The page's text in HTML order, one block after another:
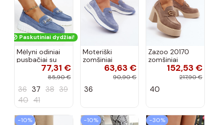
Paskutiniai dydžiai!
Mėlyni odiniai
pusbačiai su
dekoratyvine
sagtimi Taija
77,31 €
85,90 €
36 37 38 39
40 41
Moteriški
zomšiniai
mokasinai
Demela mėlynos
63,63 €
90,90 €
36
Zazoo 20170
zomšiniai
bateliai su
kulniukais smėlio
152,53 €
217,90 €
40
−10% −10% −30%